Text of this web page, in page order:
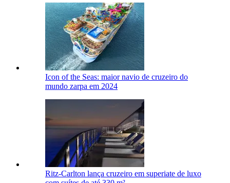
Icon of the Seas: maior navio de cruzeiro do
mundo zarpa em 2024
Ritz-Carlton lança cruzeiro em superiate de luxo